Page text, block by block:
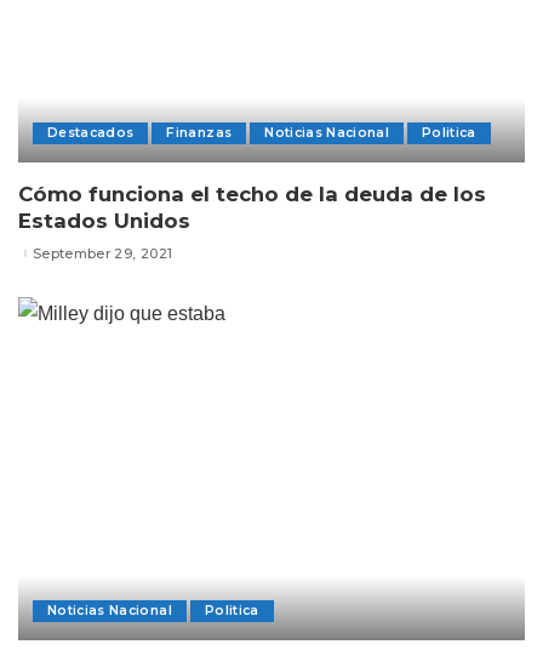
Destacados Finanzas Noticias Nacional Politica
Cómo funciona el techo de la deuda de los
Estados Unidos
September 29, 2021
Noticias Nacional Politica